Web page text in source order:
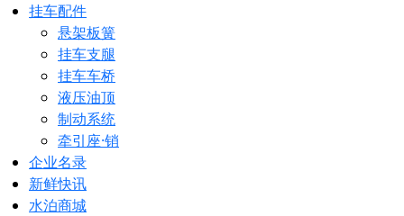
挂车配件
悬架板簧
挂车支腿
挂车车桥
液压油顶
制动系统
牵引座·销
企业名录
新鲜快讯
水泊商城